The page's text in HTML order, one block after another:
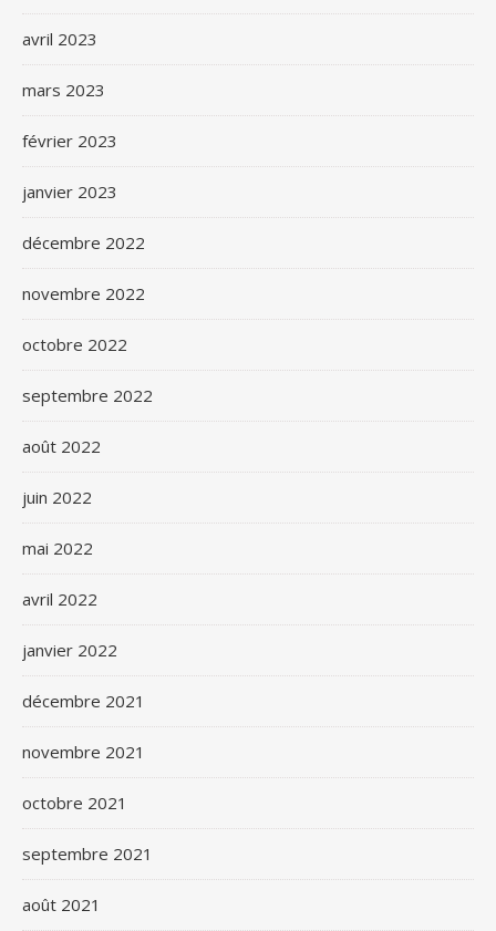
avril 2023
mars 2023
février 2023
janvier 2023
décembre 2022
novembre 2022
octobre 2022
septembre 2022
août 2022
juin 2022
mai 2022
avril 2022
janvier 2022
décembre 2021
novembre 2021
octobre 2021
septembre 2021
août 2021